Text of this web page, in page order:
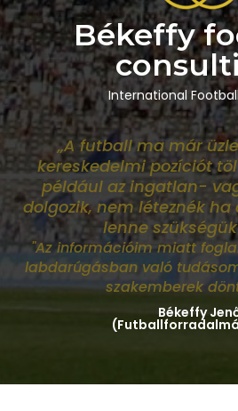
Békeffy
International
„A futball ma már
kereskedelmi pozíciót
például az ingatlan-
dolgozik, nem léteznék
lenne
"Az információim miatt
labdarúgásban való
szakemberek
Békeffy